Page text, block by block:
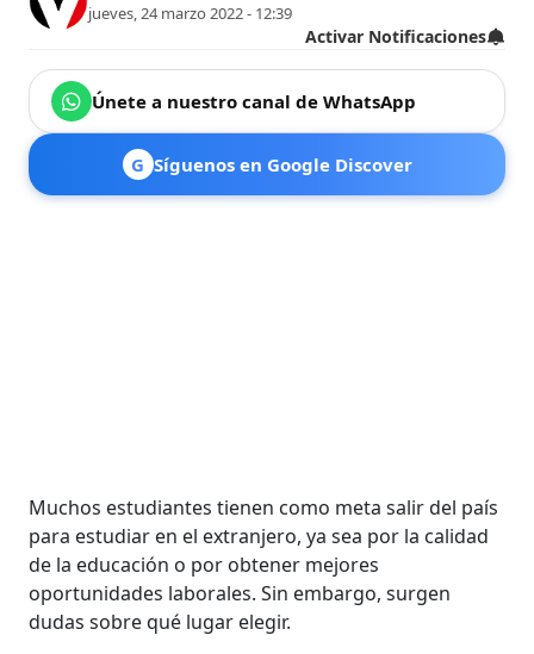
jueves, 24 marzo 2022 - 12:39
Activar Notificaciones
Únete a nuestro canal de WhatsApp
G Síguenos en Google Discover
Muchos estudiantes tienen como meta salir del país
para estudiar en el extranjero, ya sea por la calidad
de la educación o por obtener mejores
oportunidades laborales. Sin embargo, surgen
dudas sobre qué lugar elegir.